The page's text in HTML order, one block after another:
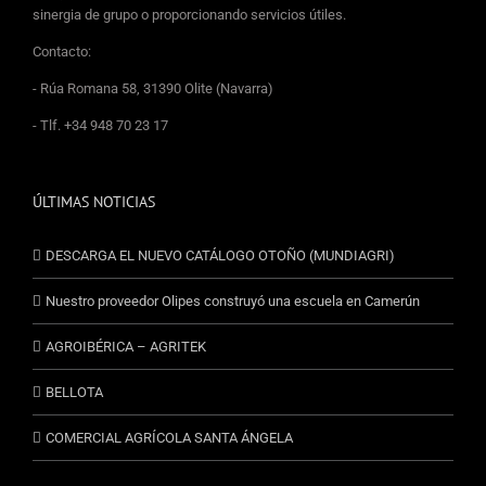
sinergia de grupo o proporcionando servicios útiles.
Contacto:
- Rúa Romana 58, 31390 Olite (Navarra)
- Tlf. +34 948 70 23 17
ÚLTIMAS NOTICIAS
DESCARGA EL NUEVO CATÁLOGO OTOÑO (MUNDIAGRI)
Nuestro proveedor Olipes construyó una escuela en Camerún
AGROIBÉRICA – AGRITEK
BELLOTA
COMERCIAL AGRÍCOLA SANTA ÁNGELA